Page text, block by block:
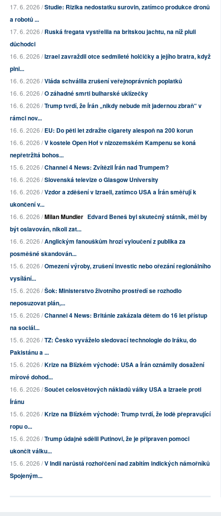
17. 6. 2026 /Studie: Rizika nedostatku surovin, zatímco produkce dronů
a robotů ...
17. 6. 2026 /Ruská fregata vystřelila na britskou jachtu, na níž pluli
důchodci
16. 6. 2026 /Izrael zavraždil otce sedmileté holčičky a jejího bratra, když
plni...
16. 6. 2026 /Vláda schválila zrušení veřejnoprávních poplatků
16. 6. 2026 /O záhadné smrti bulharské uklízečky
16. 6. 2026 /Trump tvrdí, že Írán „nikdy nebude mít jadernou zbraň“ v
rámci nov...
16. 6. 2026 /EU: Do pěti let zdražte cigarety alespoň na 200 korun
16. 6. 2026 /V kostele Open Hof v nizozemském Kampenu se koná
nepřetržitá bohos...
15. 6. 2026 /Channel 4 News: Zvítězil Írán nad Trumpem?
16. 6. 2026 /Slovenská televize o Glasgow University
16. 6. 2026 /Vzdor a zděšení v Izraeli, zatímco USA a Írán směřují k
ukončení v...
16. 6. 2026 /Milan Mundier Edvard Beneš byl skutečný státník, měl by
být oslavován, nikoli zat...
16. 6. 2026 /Anglickým fanouškům hrozí vyloučení z publika za
posměšné skandován...
15. 6. 2026 /Omezení výroby, zrušení investic nebo ořezání regionálního
vysílání...
15. 6. 2026 /Šok: Ministerstvo životního prostředí se rozhodlo
neposuzovat plán,...
15. 6. 2026 /Channel 4 News: Británie zakázala dětem do 16 let přístup
na sociál...
15. 6. 2026 /TZ: Česko vyváželo sledovací technologie do Iráku, do
Pakistánu a ...
15. 6. 2026 /Krize na Blízkém východě: USA a Írán oznámily dosažení
mírové dohod...
16. 6. 2026 /Součet celosvětových nákladů války USA a Izraele proti
Íránu
15. 6. 2026 /Krize na Blízkém východě: Trump tvrdí, že lodě přepravující
ropu o...
15. 6. 2026 /Trump údajně sdělil Putinovi, že je připraven pomoci
ukončit válku...
15. 6. 2026 /V Indii narůstá rozhořčení nad zabitím indických námořníků
Spojeným...